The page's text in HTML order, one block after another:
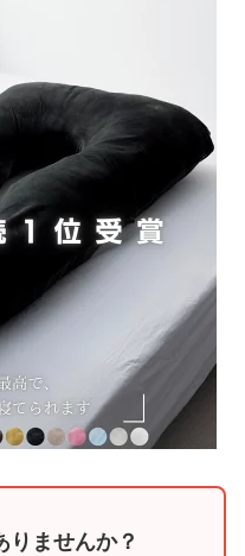
りませんか？